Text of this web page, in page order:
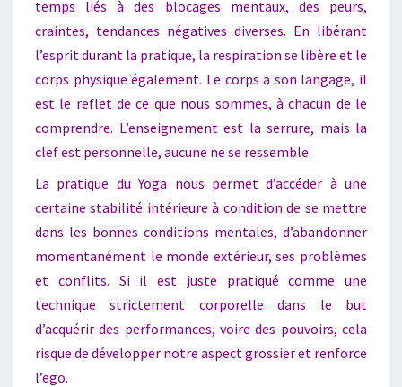
temps liés à des blocages mentaux, des peurs,
craintes, tendances négatives diverses. En libérant
l’esprit durant la pratique, la respiration se libère et le
corps physique également. Le corps a son langage, il
est le reflet de ce que nous sommes, à chacun de le
comprendre. L’enseignement est la serrure, mais la
clef est personnelle, aucune ne se ressemble.
La pratique du Yoga nous permet d’accéder à une
certaine stabilité intérieure à condition de se mettre
dans les bonnes conditions mentales, d’abandonner
momentanément le monde extérieur, ses problèmes
et conflits. Si il est juste pratiqué comme une
technique strictement corporelle dans le but
d’acquérir des performances, voire des pouvoirs, cela
risque de développer notre aspect grossier et renforce
l’ego.